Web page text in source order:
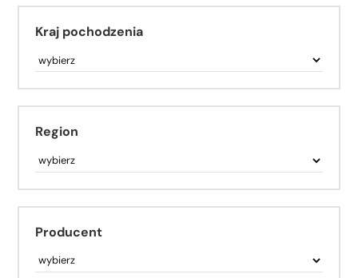
Kraj pochodzenia
Region
Producent